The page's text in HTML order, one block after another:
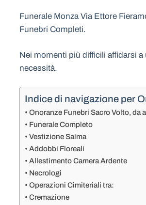
Funerale Monza Via Ettore
Funebri Completi.
Nei momenti più difficili affidarsi
necessità.
Indice di navigazione per
Onoranze Funebri Sacro Volto, da
Funerale Completo
Vestizione Salma
Addobbi Floreali
Allestimento Camera Ardente
Necrologi
Operazioni Cimiteriali tra:
Cremazione